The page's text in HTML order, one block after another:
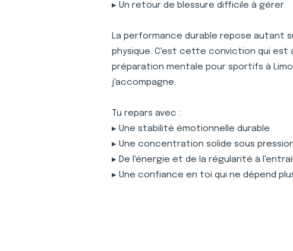
▸ Un retour de blessure difficile à gérer
La performance durable repose autant
physique. C'est cette conviction qui est
préparation mentale pour sportifs à
j'accompagne.
Tu repars avec :
▸ Une stabilité émotionnelle durable
▸ Une concentration solide sous
▸ De l'énergie et de la régularité à
▸ Une confiance en toi qui ne dépend